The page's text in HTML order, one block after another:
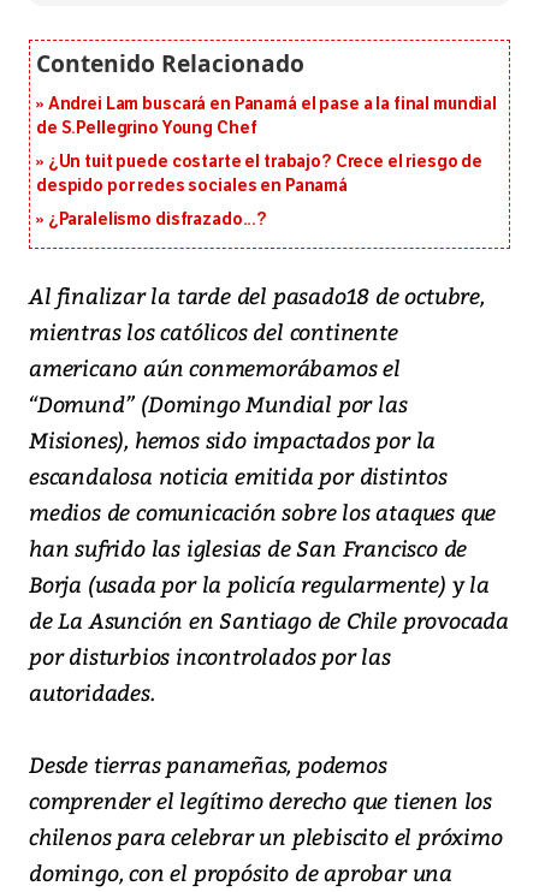
Andrei Lam buscará en Panamá el pase a la final mundial
de S.Pellegrino Young Chef
¿Un tuit puede costarte el trabajo? Crece el riesgo de
despido por redes sociales en Panamá
¿Paralelismo disfrazado...?
Al finalizar la tarde del pasado18 de octubre,
mientras los católicos del continente
americano aún conmemorábamos el
“Domund” (Domingo Mundial por las
Misiones), hemos sido impactados por la
escandalosa noticia emitida por distintos
medios de comunicación sobre los ataques que
han sufrido las iglesias de San Francisco de
Borja (usada por la policía regularmente) y la
de La Asunción en Santiago de Chile provocada
por disturbios incontrolados por las
autoridades.
Desde tierras panameñas, podemos
comprender el legítimo derecho que tienen los
chilenos para celebrar un plebiscito el próximo
domingo, con el propósito de aprobar una